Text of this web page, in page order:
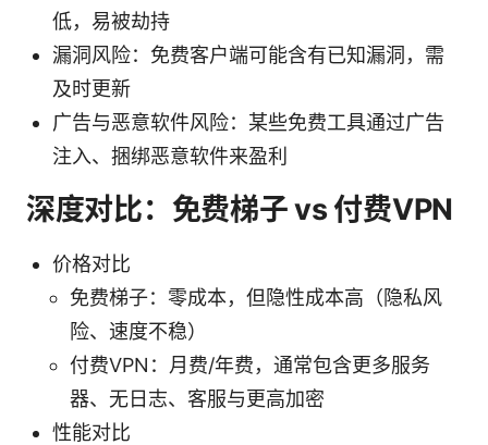
低，易被劫持
漏洞风险：免费客户端可能含有已知漏洞，需
及时更新
广告与恶意软件风险：某些免费工具通过广告
注入、捆绑恶意软件来盈利
深度对比：免费梯子 vs 付费VPN
价格对比
免费梯子：零成本，但隐性成本高（隐私风
险、速度不稳）
付费VPN：月费/年费，通常包含更多服务
器、无日志、客服与更高加密
性能对比